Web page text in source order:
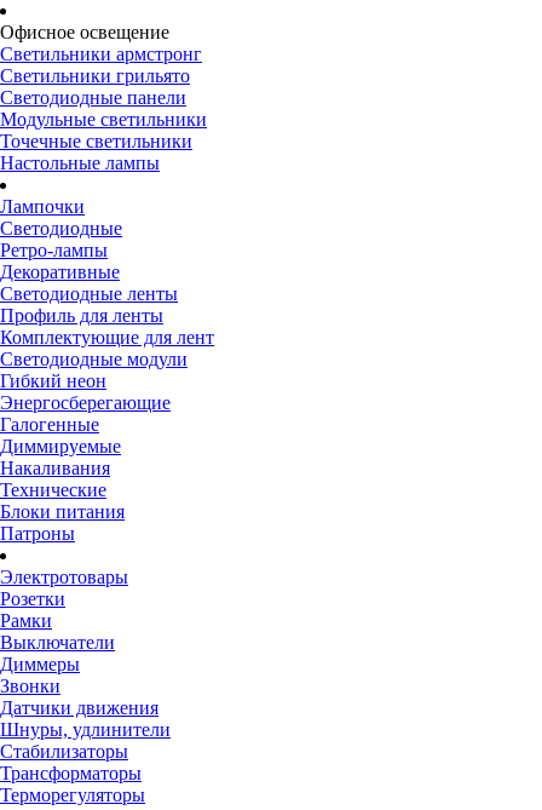
Офисное освещение
Светильники армстронг
Светильники грильято
Светодиодные панели
Модульные светильники
Точечные светильники
Настольные лампы
Лампочки
Светодиодные
Ретро-лампы
Декоративные
Светодиодные ленты
Профиль для ленты
Комплектующие для лент
Светодиодные модули
Гибкий неон
Энергосберегающие
Галогенные
Диммируемые
Накаливания
Технические
Блоки питания
Патроны
Электротовары
Розетки
Рамки
Выключатели
Диммеры
Звонки
Датчики движения
Шнуры, удлинители
Стабилизаторы
Трансформаторы
Терморегуляторы